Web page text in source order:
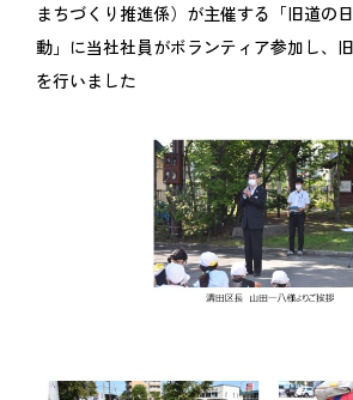
まちづくり推進係）が主催する「旧道の
動」に当社社員がボランティア参加し、
を行いました